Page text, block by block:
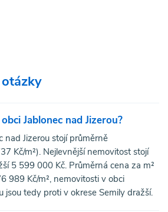
Jablonec nad Jizerou?
nad Jizerou stojí průměrně
Kč/m²). Nejlevnější nemovitost stojí
5 599 000 Kč. Průměrná cena za m²
989 Kč/m², nemovitosti v obci
jsou tedy proti v okrese Semily dražší.